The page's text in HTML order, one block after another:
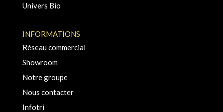
Univers Bio
INFORMATIONS
Réseau commercial
Showroom
Notre groupe
Nous contacter
Infotri